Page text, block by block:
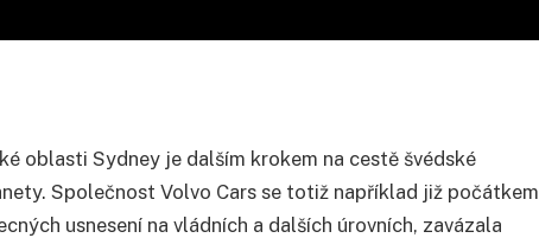
oblasti Sydney je dalším krokem na cestě švédské
Společnost Volvo Cars se totiž například již počátkem
usnesení na vládních a dalších úrovních, zavázala